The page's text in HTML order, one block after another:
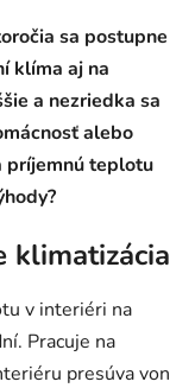
sa postupne
klíma aj na
a nezriedka sa
alebo
príjemnú teplotu
klimatizácia
v interiéri na
Pracuje na
presúva von